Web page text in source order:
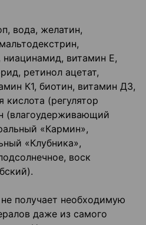
вода, желатин,
ниацинамид, витамин Е,
ретинол ацетат,
К1, биотин, витамин Д3,
кислота (регулятор
(влагоудерживающий
«Кармин»,
«Клубника»,
воск
получает необходимую
даже из самого